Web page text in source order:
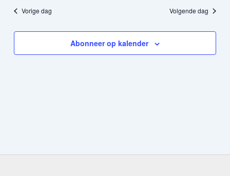
weergeven
datum.
Vorige dag Volgende dag
Abonneer op kalender